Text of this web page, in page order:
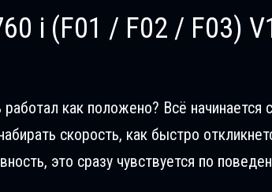
i (F01 / F02 / F03)
как положено? Всё
скорость, как быстро
это сразу чувствуется по